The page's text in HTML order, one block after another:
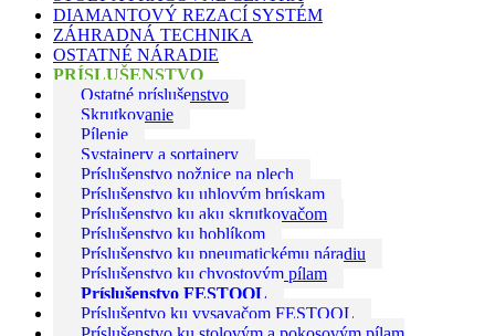
DIAMANTOVÝ REZACÍ SYSTÉM
ZÁHRADNÁ TECHNIKA
OSTATNÉ NÁRADIE
PRÍSLUŠENSTVO
Ostatné príslušenstvo
Skrutkovanie
Pílenie
Systainery a sortainery
Príslušenstvo nožnice na plech
Príslušenstvo ku uhlovým brúskam
Príslušenstvo ku aku skrutkovačom
Príslušenstvo ku hoblíkom
Príslušenstvo ku pneumatickému náradiu
Príslušenstvo ku chvostovým pílam
Príslušenstvo FESTOOL
Príslušentvo ku vysavačom FESTOOL